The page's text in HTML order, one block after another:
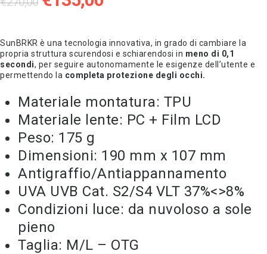
originale
era:
€270,00.
attuale
è:
€135,00.
SunBRKR è una tecnologia innovativa, in grado di cambiare la
propria struttura scurendosi e schiarendosi in meno di 0,1
secondi, per seguire autonomamente le esigenze dell’utente e
permettendo la completa protezione degli occhi.
Materiale montatura: TPU
Materiale lente: PC + Film LCD
Peso: 175 g
Dimensioni: 190 mm x 107 mm
Antigraffio/Antiappannamento
UVA UVB Cat. S2/S4 VLT 37%<>8%
Condizioni luce: da nuvoloso a sole
pieno
Taglia: M/L – OTG